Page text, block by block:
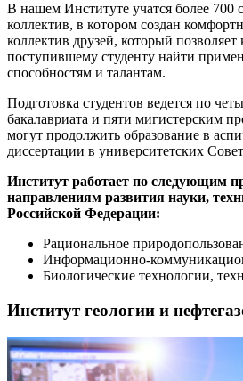
В нашем Институте учатся более 700
коллектив, в котором создан
коллектив друзей, который
поступившему студенту найти
способностям и талантам.
Подготовка студентов ведется по
бакалавриата и пяти мигистерским
могут продолжить образование в
диссертации в университетских
Институт работает по следующим
направлениям развития науки,
Российской Федерации:
Рациональное
Информационно-
Биологические технологии,
Институт геологии и